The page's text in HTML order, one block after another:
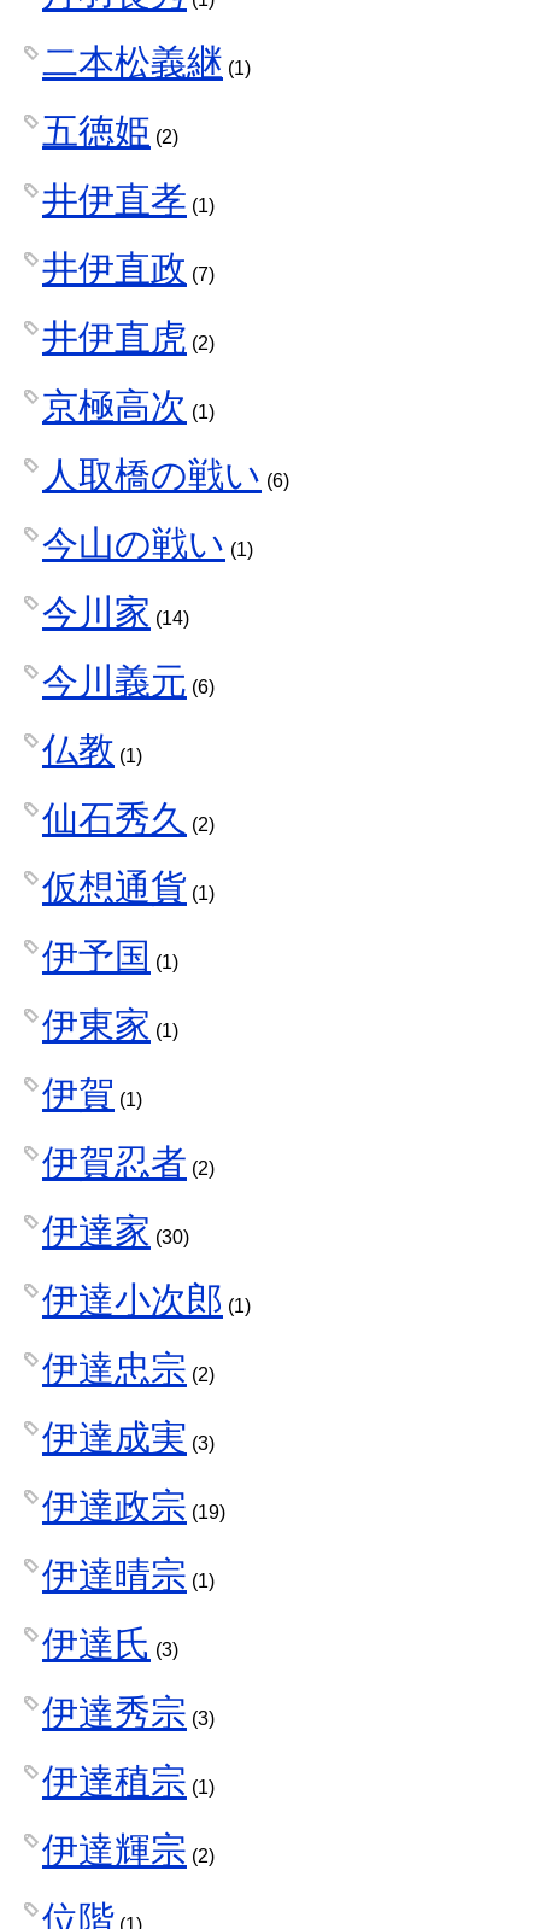
二本松義継 (1)
五徳姫 (2)
井伊直孝 (1)
井伊直政 (7)
井伊直虎 (2)
京極高次 (1)
人取橋の戦い (6)
今山の戦い (1)
今川家 (14)
今川義元 (6)
仏教 (1)
仙石秀久 (2)
仮想通貨 (1)
伊予国 (1)
伊東家 (1)
伊賀 (1)
伊賀忍者 (2)
伊達家 (30)
伊達小次郎 (1)
伊達忠宗 (2)
伊達成実 (3)
伊達政宗 (19)
伊達晴宗 (1)
伊達氏 (3)
伊達秀宗 (3)
伊達稙宗 (1)
伊達輝宗 (2)
位階 (1)